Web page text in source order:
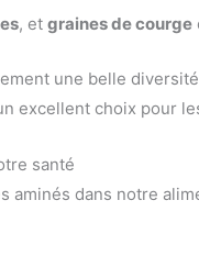
, et graines de courge
une belle
excellent choix pour
santé
aminés dans notre